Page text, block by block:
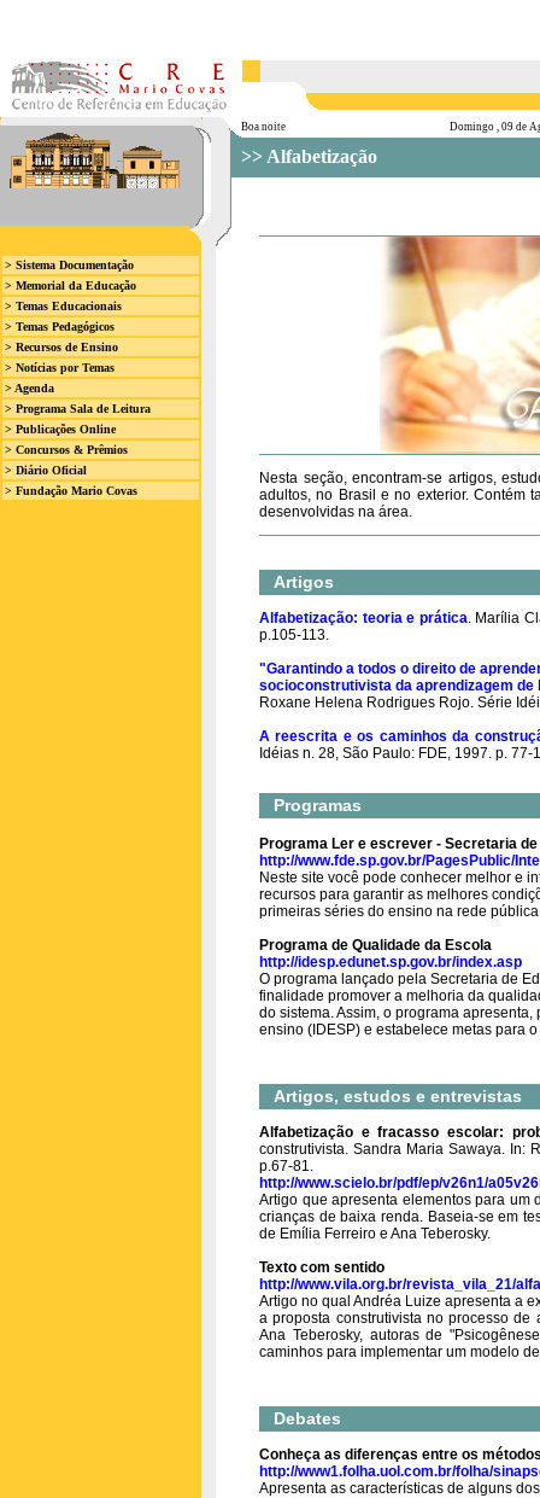
> Sistema Documentação
> Memorial da Educação
> Temas Educacionais
> Temas Pedagógicos
> Recursos de Ensino
> Notícias por Temas
> Agenda
> Programa Sala de Leitura
> Publicações Online
> Concursos & Prêmios
> Diário Oficial
> Fundação Mario Covas
Boa noite Domingo , 09 de
>> Alfabetização
Nesta seção, encontram-se artigos,
adultos, no Brasil e no exterior. Contém
desenvolvidas na área.
Artigos
Alfabetização: teoria e prática. Marília
p.105-113.
"Garantindo a todos o direito de
socioconstrutivista da aprendizagem
Roxane Helena Rodrigues Rojo. Série
A reescrita e os caminhos da
Idéias n. 28, São Paulo: FDE, 1997. p. 77-
Programas
Programa Ler e escrever - Secretaria
http://www.fde.sp.gov.br/PagesPublic/
Neste site você pode conhecer melhor e
recursos para garantir as melhores
primeiras séries do ensino na rede
Programa de Qualidade da Escola
http://idesp.edunet.sp.gov.br/index.asp
O programa lançado pela Secretaria de
finalidade promover a melhoria da
do sistema. Assim, o programa
ensino (IDESP) e estabelece metas para
Artigos, estudos e entrevistas
Alfabetização e fracasso escolar:
construtivista. Sandra Maria Sawaya. In:
p.67-81.
http://www.scielo.br/pdf/ep/v26n1/
Artigo que apresenta elementos para um
crianças de baixa renda. Baseia-se em
de Emília Ferreiro e Ana Teberosky.
Texto com sentido
http://www.vila.org.br/revista_vila_21/
Artigo no qual Andréa Luize apresenta a
a proposta construtivista no processo
Ana Teberosky, autoras de
caminhos para implementar um modelo
Debates
Conheça as diferenças entre os
http://www1.folha.uol.com.br/folha/
Apresenta as características de alguns